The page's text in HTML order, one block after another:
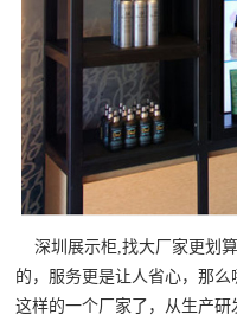
深圳展示柜,找大厂家更划
的，服务更是让人省心，那
这样的一个厂家了，从生产